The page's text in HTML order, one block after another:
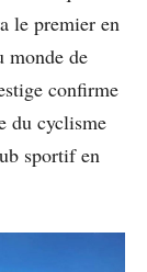
le premier en
monde de
confirme
du cyclisme
sportif en